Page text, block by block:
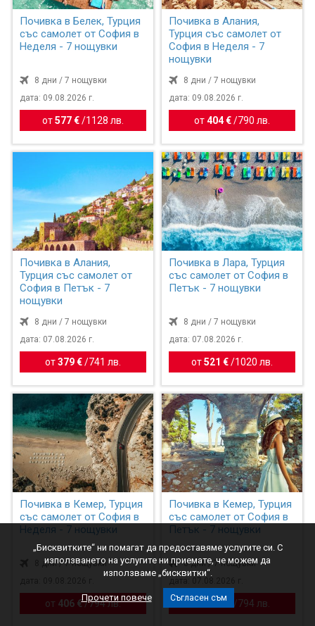
Почивка в Белек, Турция
със самолет от София в
Неделя - 7 нощувки
8 дни / 7 нощувки
дата: 09.08.2026 г.
от577 € / 1128 лв.
Почивка в Алания,
Турция със самолет от
София в Неделя - 7
нощувки
8 дни / 7 нощувки
дата: 09.08.2026 г.
от404 €/ 790 лв.
Почивка в Алания,
Турция със самолет от
София в Петък - 7
нощувки
8 дни / 7 нощувки
дата: 07.08.2026 г.
от379 € / 741 лв.
Почивка в Лара, Турция
със самолет от София в
Петък - 7 нощувки
8 дни / 7 нощувки
дата: 07.08.2026 г.
от521 €/ 1020 лв.
Почивка в Кемер, Турция
със самолет от София в
Неделя - 7 нощувки
8 дни / 7 нощувки
от 406 €/794 лв.
Почивка в Кемер, Турция
със самолет от София в
Петък - 7 нощувки
8 дни / 7 нощувки
от406 € / 794 лв.
„Бисквитките“ ни помагат да предоставяме услугите си. С
използването на услугите ни приемате, че можем да
използваме „бисквитки“.
Прочети повече Съгласен съм